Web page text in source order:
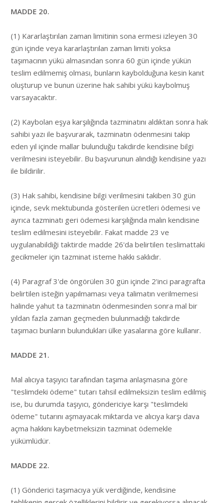
MADDE 20.
(1) Kararlaştırılan zaman limitinin sona ermesi izleyen 30
gün içinde veya kararlaştırılan zaman limiti yoksa
taşımacının yükü almasından sonra 60 gün içinde yükün
teslim edilmemiş olması, bunların kaybolduğuna kesin kanıt
oluşturup ve bunun üzerine hak sahibi yükü kaybolmuş
varsayacaktır.
(2) Kaybolan eşya karşılığında tazminatını aldıktan sonra hak
sahibi yazı ile başvurarak, tazminatın ödenmesini takip
eden yıl içinde mallar bulunduğu takdirde kendisine bilgi
verilmesini isteyebilir. Bu başvurunun alındığı kendisine yazı
ile bildirilir.
(3) Hak sahibi, kendisine bilgi verilmesini takiben 30 gün
içinde, sevk mektubunda gösterilen ücretleri ödemesi ve
ayrıca tazminatı geri ödemesi karşılığında malın kendisine
teslim edilmesini isteyebilir. Fakat madde 23 ve
uygulanabildiği taktirde madde 26'da belirtilen teslimattaki
gecikmeler için tazminat isteme hakkı saklıdır.
(4) Paragraf 3'de öngörülen 30 gün içinde 2'inci paragrafta
belirtilen isteğin yapılmaması veya talimatın verilmemesi
halinde yahut ta tazminatın ödenmesinden sonra mal bir
yıldan fazla zaman geçmeden bulunmadığı takdirde
taşımacı bunların bulundukları ülke yasalarına göre kullanır.
MADDE 21.
Mal alıcıya taşıyıcı tarafından taşıma anlaşmasına göre
"teslimdeki ödeme" tutarı tahsil edilmeksizin teslim edilmiş
ise, bu durumda taşıyıcı, göndericiye karşı "teslimdeki
ödeme" tutarını aşmayacak miktarda ve alıcıya karşı dava
açma hakkını kaybetmeksizin tazminat ödemekle
yükümlüdür.
MADDE 22.
(1) Gönderici taşımacıya yük verdiğinde, kendisine